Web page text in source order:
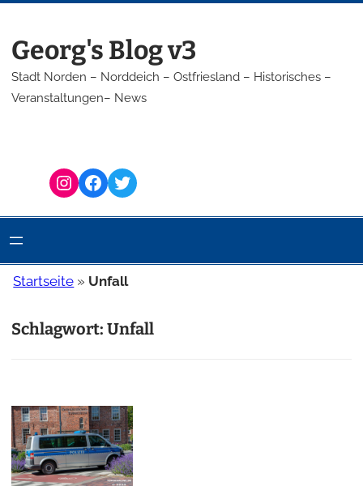
springen
Georg's Blog v3
Stadt Norden – Norddeich – Ostfriesland – Historisches –
Veranstaltungen– News
Instagram Facebook Twitter
Startseite » Unfall
Schlagwort: Unfall